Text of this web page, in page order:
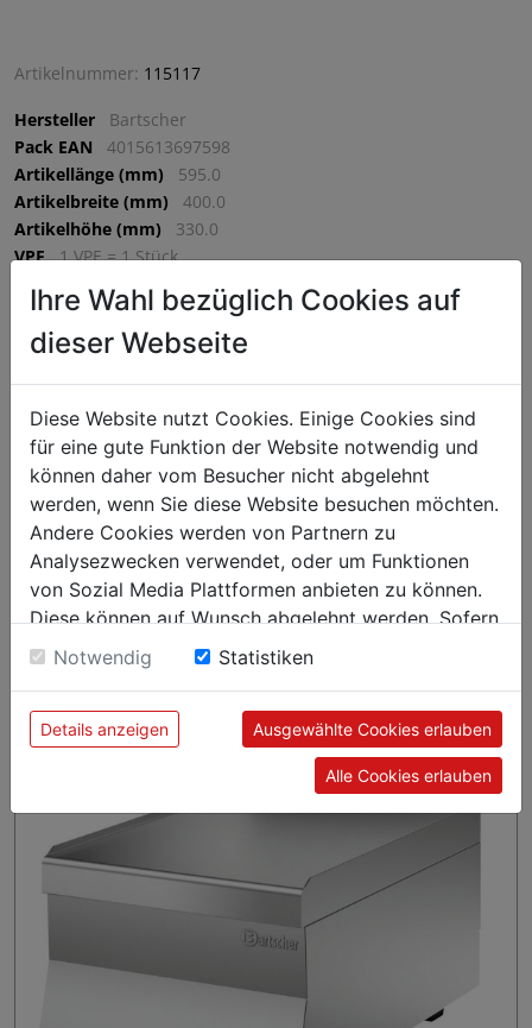
Artikelnummer: 115117
Hersteller
Bartscher
Pack EAN
4015613697598
Artikellänge (mm)
595.0
Artikelbreite (mm)
400.0
Artikelhöhe (mm)
330.0
VPE
1 VPE = 1 Stück
€ 396,75
exkl. MwSt. (€ 476,10 inkl. MwSt.) zzgl.Versandkosten
Lieferzeit: 5-7 Werktage
^
^
IN DEN WARENKORB
Die Serie 650 Snack in spezieller Ausführung ohne Kamin ist
für den Einsatz in der Kochstation KST3240 Plus bestimmt.
Optimale Energieausnutzung und Leistungsstärke – Diese
dieses Produkt.
Ihre Wahl bezüglich Cookies auf
dieser Webseite
Diese Website nutzt Cookies. Einige Cookies sind
für eine gute Funktion der Website notwendig und
können daher vom Besucher nicht abgelehnt
werden, wenn Sie diese Website besuchen möchten.
Andere Cookies werden von Partnern zu
Analysezwecken verwendet, oder um Funktionen
von Sozial Media Plattformen anbieten zu können.
Diese können auf Wunsch abgelehnt werden. Sofern
sie unsere Webseite weiter nutzen, geben Sie
Einwilligung zu unseren Cookies.
Notwendig Statistiken
Details anzeigen Ausgewählte Cookies erlauben
Alle Cookies erlauben